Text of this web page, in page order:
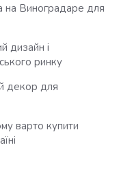
на Виноградаре для
дизайн і
ринку
декор для
варто купити